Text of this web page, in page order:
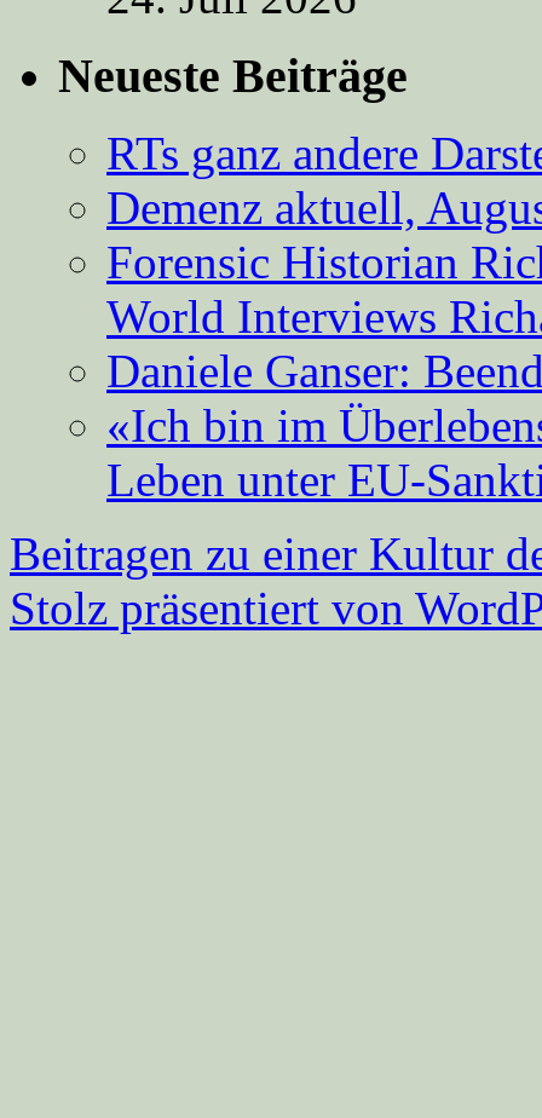
Neueste Beiträge
RTs ganz andere
Demenz aktuell,
Forensic Historian
World Interviews
Daniele Ganser:
«Ich bin im
Leben unter EU-
Beitragen zu einer Kultur
Stolz präsentiert von